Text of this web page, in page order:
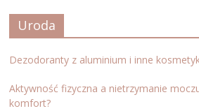
Uroda
Dezodoranty z aluminium i inne
Aktywność fizyczna a nietrzymanie
komfort?